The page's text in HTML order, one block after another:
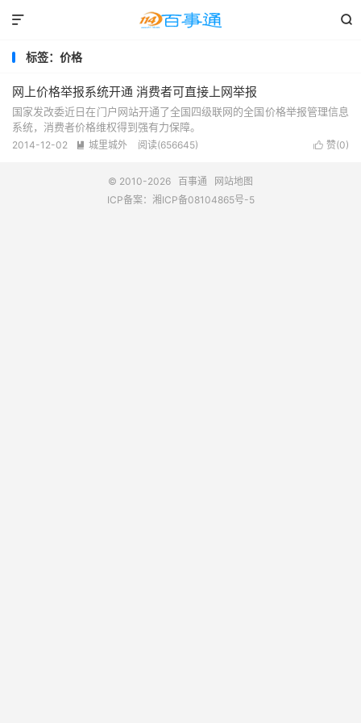


标签：价格
网上价格举报系统开通 消费者可直接上网举报
国家发改委近日在门户网站开通了全国四级联网的全国价格举报管理信息
系统，消费者价格维权得到强有力保障。
 赞(0)
2014-12-02  城里城外 阅读(656645)
© 2010-2026 百事通
网站地图
ICP备案： 湘ICP备08104865号-5